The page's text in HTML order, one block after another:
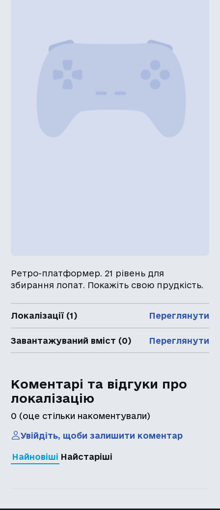
Ретро-платформер. 21 рівень для
збирання лопат. Покажіть свою прудкість.
Локалізації (1) Переглянути
Завантажуваний вміст (0) Переглянути
Коментарі та відгуки про
локалізацію
0 (оце стільки накоментували)
Увійдіть, щоби залишити коментар
Найновіші Найстаріші